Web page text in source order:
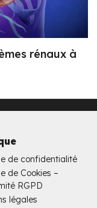
rénaux à
de confidentialité
de Cookies –
RGPD
légales